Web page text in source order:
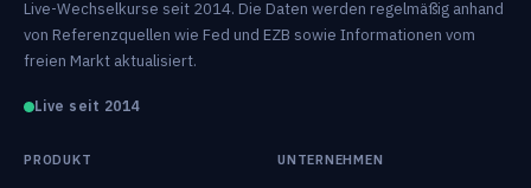
Live-Wechselkurse seit 2014. Die Daten werden regelmäßig anhand
von Referenzquellen wie Fed und EZB sowie Informationen vom
freien Markt aktualisiert.
Live seit 2014
PRODUKT UNTERNEHMEN